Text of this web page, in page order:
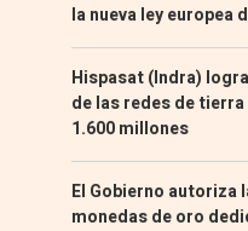
la nueva ley europea
Hispasat (Indra)
de las redes de
1.600 millones
El Gobierno autoriza
monedas de oro